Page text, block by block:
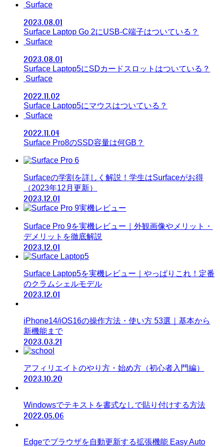
Surface
2023.08.01
Surface Laptop Go 2にUSB-C端子はついている？
Surface
2023.08.01
Surface Laptop5にSDカードスロットはついている？
Surface
2022.11.02
Surface Laptop5にマウスはついている？
Surface
2022.11.04
Surface Pro8のSSD容量は何GB？
Surfaceの学割を詳しく解説！学生はSurfaceがお得
（2023年12月更新）
2023.12.01
Surface Pro 9を実機レビュー｜外観画像やメリット・
デメリットを徹底解説
2023.12.01
Surface Laptop5を実機レビュー｜やっぱりこれ！定番
のクラムシェルモデル
2023.12.01
iPhone14/iOS16の操作方法・使い方 53選｜基本から
新機能まで
2023.03.21
アフィリエイトのやり方・始め方（初心者入門編）
2023.10.20
Windowsでテキストを書式なしで貼り付けする方法
2022.05.06
Edgeでブラウザを自動更新する拡張機能 Easy Auto